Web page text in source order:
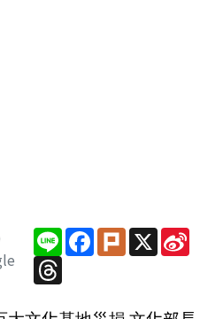
LineFacebook
PlurkX
Threads